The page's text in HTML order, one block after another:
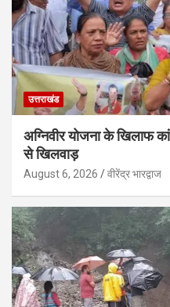
उत्तराखंड
अग्निवीर योजना के खिलाफ
से खिलवाड़
August 6, 2026 वीरेंद्र भारद्वाज